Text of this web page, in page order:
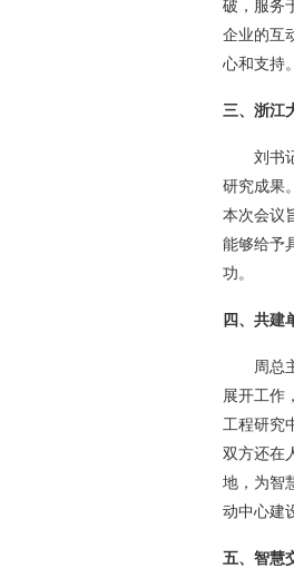
破，服务
企业的互
心和支持
三、浙江
刘书
研究成果
本次会议
能够给予
功。
四、共建
周总
展开工作
工程研究
双方还在
地，为智
动中心建
五、智慧